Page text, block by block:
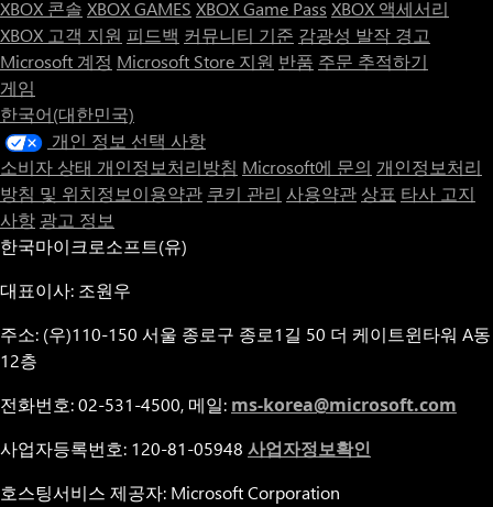
XBOX 콘솔 XBOX GAMES XBOX Game Pass XBOX 액세서리
XBOX 고객 지원 피드백 커뮤니티 기준 감광성 발작 경고
Microsoft 계정 Microsoft Store 지원 반품 주문 추적하기
게임
한국어(대한민국)
개인 정보 선택 사항
소비자 상태 개인정보처리방침 Microsoft에 문의 개인정보처리
방침 및 위치정보이용약관 쿠키 관리 사용약관 상표 타사 고지
사항 광고 정보
한국마이크로소프트(유)
대표이사: 조원우
주소: (우)110-150 서울 종로구 종로1길 50 더 케이트윈타워 A동
12층
전화번호: 02-531-4500, 메일: ms-korea@microsoft.com
사업자등록번호: 120-81-05948 사업자정보확인
호스팅서비스 제공자: Microsoft Corporation